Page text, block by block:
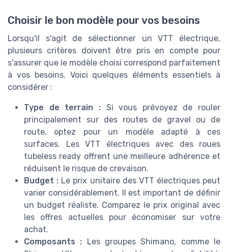
Choisir le bon modèle pour vos besoins
Lorsqu'il s'agit de sélectionner un VTT électrique,
plusieurs critères doivent être pris en compte pour
s'assurer que le modèle choisi correspond parfaitement
à vos besoins. Voici quelques éléments essentiels à
considérer :
Type de terrain :Si vous prévoyez de rouler
principalement sur des routes de gravel ou de
route, optez pour un modèle adapté à ces
surfaces. Les VTT électriques avec des roues
tubeless ready offrent une meilleure adhérence et
réduisent le risque de crevaison.
Budget : Le prix unitaire des VTT électriques peut
varier considérablement. Il est important de définir
un budget réaliste. Comparez le prix original avec
les offres actuelles pour économiser sur votre
achat.
Composants : Les groupes Shimano, comme le